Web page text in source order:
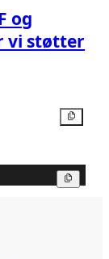
og
vi støtter